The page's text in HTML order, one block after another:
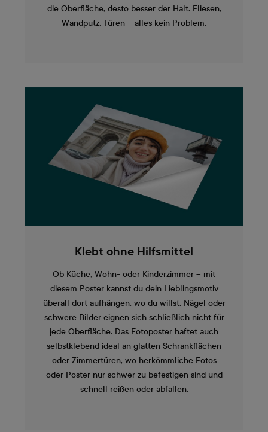
die Oberfläche, desto besser der Halt. Fliesen,
Wandputz, Türen – alles kein Problem.
Klebt ohne Hilfsmittel
Ob Küche, Wohn- oder Kinderzimmer – mit
diesem Poster kannst du dein Lieblingsmotiv
überall dort aufhängen, wo du willst. Nägel oder
schwere Bilder eignen sich schließlich nicht für
jede Oberfläche. Das Fotoposter haftet auch
selbstklebend ideal an glatten Schrankflächen
oder Zimmertüren, wo herkömmliche Fotos
oder Poster nur schwer zu befestigen sind und
schnell reißen oder abfallen.